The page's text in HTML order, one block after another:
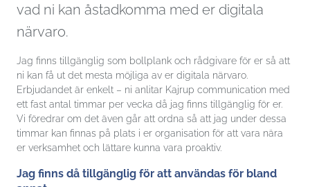
vad ni kan åstadkomma med er digitala
närvaro.
Jag finns tillgänglig som bollplank och rådgivare för er så att
ni kan få ut det mesta möjliga av er digitala närvaro.
Erbjudandet är enkelt – ni anlitar Kajrup communication med
ett fast antal timmar per vecka då jag finns tillgänglig för er.
Vi föredrar om det även går att ordna så att jag under dessa
timmar kan finnas på plats i er organisation för att vara nära
er verksamhet och lättare kunna vara proaktiv.
Jag finns då tillgänglig för att användas för bland